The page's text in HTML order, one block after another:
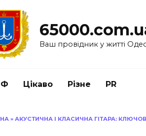
Ваш провідник у житті
Цікаво Різне PR
» АКУСТИЧНА І КЛАСИЧНА ГІТАРА: